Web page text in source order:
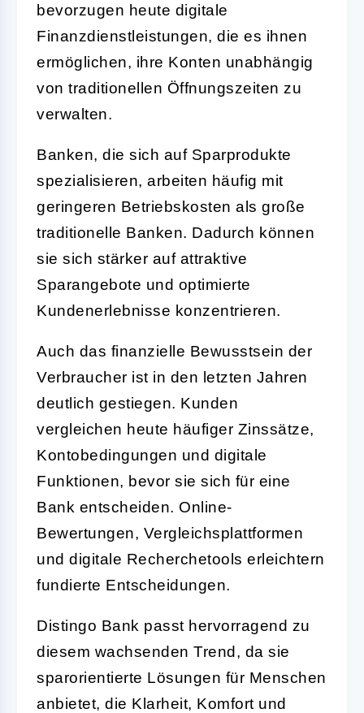
bevorzugen heute digitale
Finanzdienstleistungen, die es ihnen
ermöglichen, ihre Konten unabhängig
von traditionellen Öffnungszeiten zu
verwalten.
Banken, die sich auf Sparprodukte
spezialisieren, arbeiten häufig mit
geringeren Betriebskosten als große
traditionelle Banken. Dadurch können
sie sich stärker auf attraktive
Sparangebote und optimierte
Kundenerlebnisse konzentrieren.
Auch das finanzielle Bewusstsein der
Verbraucher ist in den letzten Jahren
deutlich gestiegen. Kunden
vergleichen heute häufiger Zinssätze,
Kontobedingungen und digitale
Funktionen, bevor sie sich für eine
Bank entscheiden. Online-
Bewertungen, Vergleichsplattformen
und digitale Recherchetools erleichtern
fundierte Entscheidungen.
Distingo Bank passt hervorragend zu
diesem wachsenden Trend, da sie
sparorientierte Lösungen für Menschen
anbietet, die Klarheit, Komfort und